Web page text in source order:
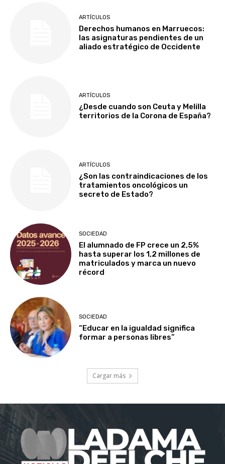
ARTÍCULOS
Derechos humanos en Marruecos:
las asignaturas pendientes de un
aliado estratégico de Occidente
ARTÍCULOS
¿Desde cuando son Ceuta y Melilla
territorios de la Corona de España?
ARTÍCULOS
¿Son las contraindicaciones de los
tratamientos oncológicos un
secreto de Estado?
SOCIEDAD
El alumnado de FP crece un 2,5%
hasta superar los 1,2 millones de
matriculados y marca un nuevo
récord
SOCIEDAD
“Educar en la igualdad significa
formar a personas libres”
Cargar más